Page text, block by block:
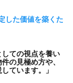
した価値を築くた
しての視点を養い
の見極め方や、
ています。」